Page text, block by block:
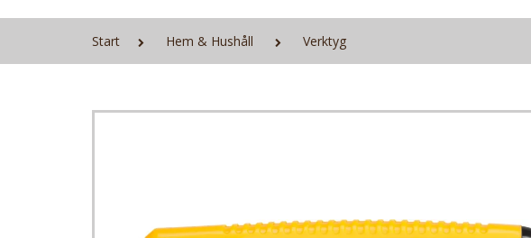
Start Hem & Hushåll Verktyg